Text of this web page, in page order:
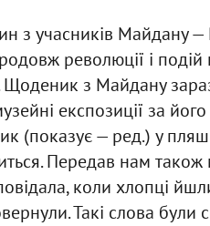
учасників Майдану —
революції і
з Майдану
експозиції за
(показує — ред.) у
Передав нам
коли хлопці
Такі слова